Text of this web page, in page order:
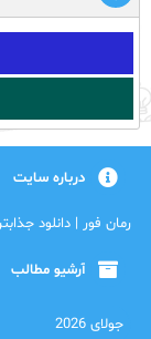
درباره سایت
رمان فور | دانلود
آرشیو مطالب
جولای 2026